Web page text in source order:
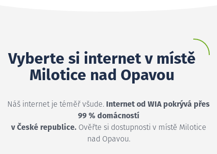
Vyberte si internet v místě
Milotice nad Opavou
Náš internet je téměř všude. Internet od WIA pokrývá přes
99 % domácností
v České republice.Ověřte si dostupnosti v místě Milotice
nad Opavou.